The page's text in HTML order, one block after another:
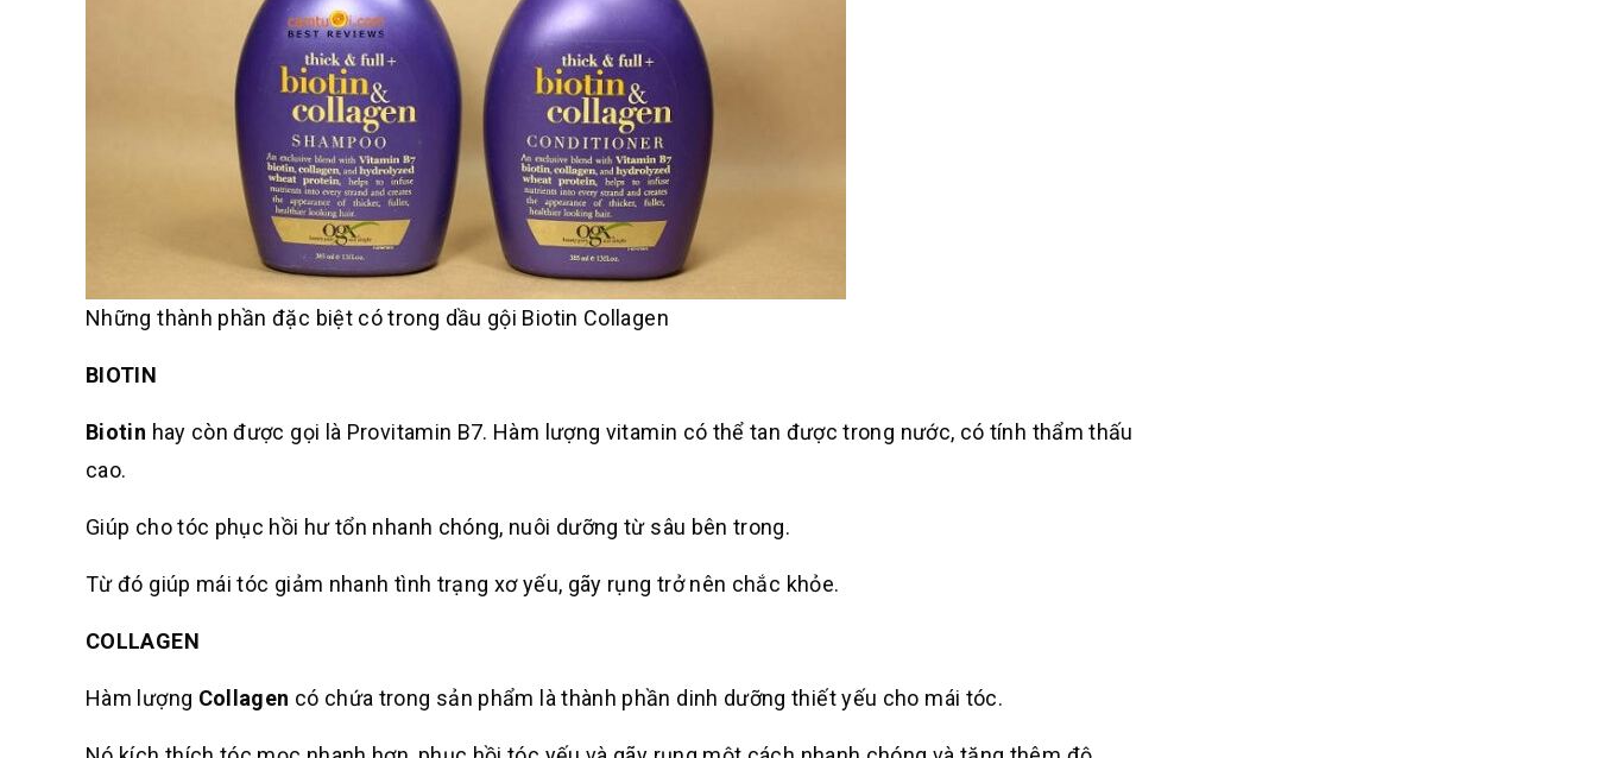
Những thành phần đặc biệt có trong dầu gội Biotin Collagen
BIOTIN
Biotin hay còn được gọi là Provitamin B7. Hàm lượng vitamin có thể tan được trong nước, có tính thẩm thấu
cao.
Giúp cho tóc phục hồi hư tổn nhanh chóng, nuôi dưỡng từ sâu bên trong.
Từ đó giúp mái tóc giảm nhanh tình trạng xơ yếu, gãy rụng trở nên chắc khỏe.
COLLAGEN
Hàm lượng Collagen có chứa trong sản phẩm là thành phần dinh dưỡng thiết yếu cho mái tóc.